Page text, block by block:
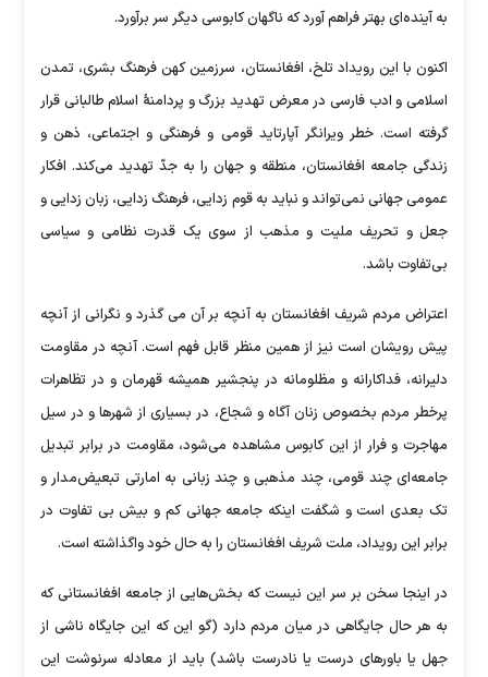
به آینده‌ای بهتر فراهم آورد که ناگهان کابوسی دیگر سر برآورد.
اکنون با این رویداد تلخ، افغانستان، سرزمین کهن فرهنگ بشری، تمدن
اسلامی و ادب فارسی در معرض تهدید بزرگ و پردامنهٔ اسلام طالبانی قرار
گرفته است. خطر ویرانگر آپارتاید قومی و فرهنگی و اجتماعی، ذهن و
زندگی جامعه افغانستان، منطقه و جهان را به جدّ تهدید می‌کند. افکار
عمومی جهانی نمی‌تواند و نباید به قوم زدایی، فرهنگ زدایی، زبان زدایی و
جعل و تحریف ملیت و مذهب از سوی یک قدرت نظامی و سیاسی
بی‌تفاوت باشد.
اعتراض مردم شریف افغانستان به آنچه بر آن می گذرد و نگرانی از آنچه
پیش رویشان است نیز از همین منظر قابل فهم است. آنچه در مقاومت
دلیرانه، فداکارانه و مظلومانه در پنجشیر همیشه قهرمان و در تظاهرات
پرخطر مردم بخصوص زنان آگاه و شجاع، در بسیاری از شهرها و در سیل
مهاجرت و فرار از این کابوس مشاهده می‌شود، مقاومت در برابر تبدیل
جامعه‌ای چند قومی، چند مذهبی و چند زبانی به امارتی تبعیض‌مدار و
تک بعدی است و شگفت اینکه جامعه جهانی کم و بیش بی تفاوت در
برابر این رویداد، ملت شریف افغانستان را به حال خود واگذاشته است.
در اینجا سخن بر سر این نیست که بخش‌هایی از جامعه افغانستانی که
به هر حال جایگاهی در میان مردم دارد (گو این که این جایگاه ناشی از
جهل یا باورهای درست یا نادرست باشد) باید از معادله سرنوشت این